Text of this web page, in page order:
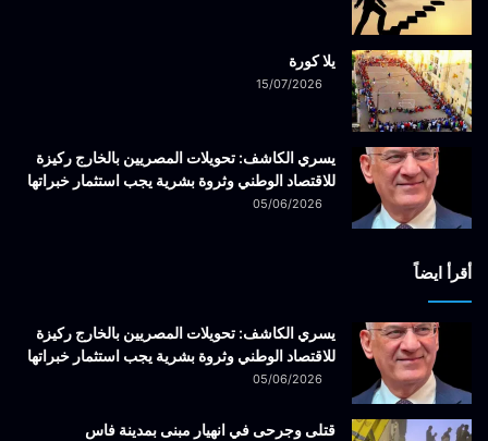
يلا كورة
15/07/2026
يسري الكاشف: تحويلات المصريين بالخارج ركيزة
للاقتصاد الوطني وثروة بشرية يجب استثمار خبراتها
05/06/2026
أقرأ ايضاً
يسري الكاشف: تحويلات المصريين بالخارج ركيزة
للاقتصاد الوطني وثروة بشرية يجب استثمار خبراتها
05/06/2026
قتلى وجرحى في انهيار مبنى بمدينة فاس